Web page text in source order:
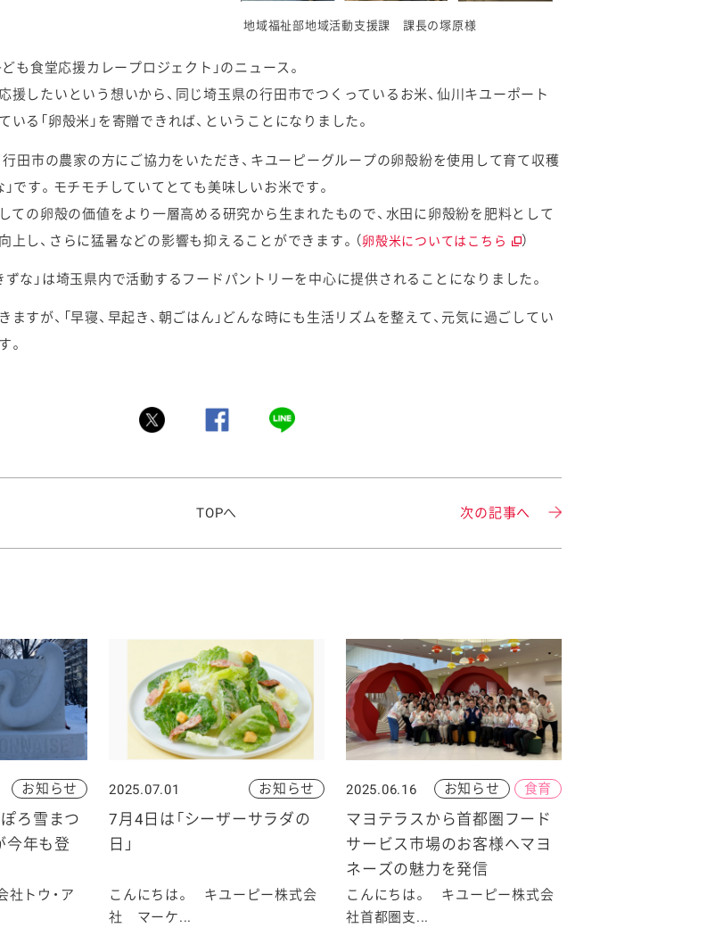
地域福祉部地域活動支援課 課長の塚原様
ども食堂応援カレープロジェクト」のニュース。
援したいという想いから、同じ埼玉県の行田市でつくっているお米、仙川キユーポート
る「卵殻米」を寄贈できれば、ということになりました。
、行田市の農家の方にご協力をいただき、キユーピーグループの卵殻紛を使用して育て収穫
」です。モチモチしていてとても美味しいお米です。
しての卵殻の価値をより一層高める研究から生まれたもので、水田に卵殻紛を肥料として
上し、さらに猛暑などの影響も抑えることができます。（卵殻米についてはこちら ）
ずな」は埼玉県内で活動するフードパントリーを中心に提供されることになりました。
すが、「早寝、早起き、朝ごはん」どんな時にも生活リズムを整えて、 元気に過ごしてい
。
TOPへ 次の記事へ
お知らせ
ろ雪まつ
今年も登
トウ・ア
お知らせ
2025.07.01
7月4日は「シーザーサラダの
日」
こんにちは。 キユーピー株式会
社 マーケ...
お知らせ 食育
2025.06.16
マヨテラスから首都圏フード
サービス市場のお客様へマヨ
ネーズの魅力を発信
こんにちは。 キユーピー株式会
社首都圏支...